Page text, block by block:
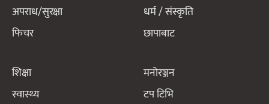
अपराध/सुरक्षा
फिचर
धर्म / संस्कृति
छापाबाट
शिक्षा
स्वास्थ्य
मनोरञ्जन
टप टिभि